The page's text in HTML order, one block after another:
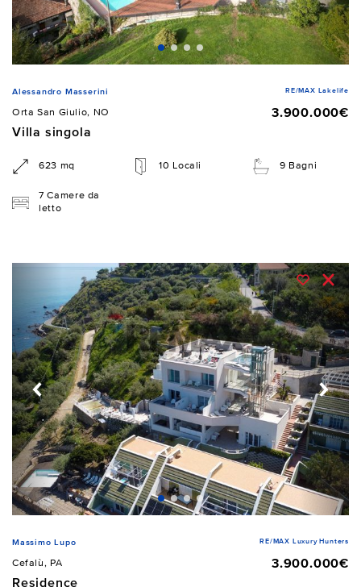
Alessandro Masserini RE/MAX Lakelife
Orta San Giulio, NO
3.900.000€
Villa singola
623 mq 10 Locali 9 Bagni
7 Camere da
letto
Massimo Lupo RE/MAX Luxury Hunters
Cefalù, PA
3.900.000€
Residence